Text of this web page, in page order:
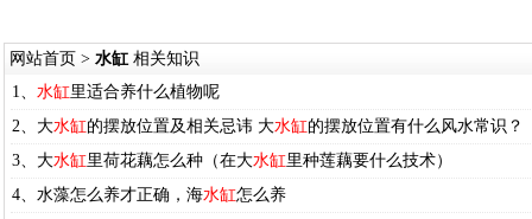
网站首页 > 水缸 相关知识
1、 水缸里适合养什么植物呢
2、大水缸的摆放位置及相关忌讳 大水缸的摆放位置有什么风水常识？
3、大水缸里荷花藕怎么种（在大水缸里种莲藕要什么技术）
4、水藻怎么养才正确，海水缸怎么养